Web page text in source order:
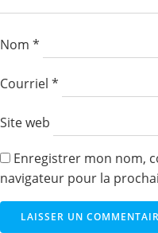
Nom *
Courriel *
Site web
Enregistrer mon nom,
navigateur pour la